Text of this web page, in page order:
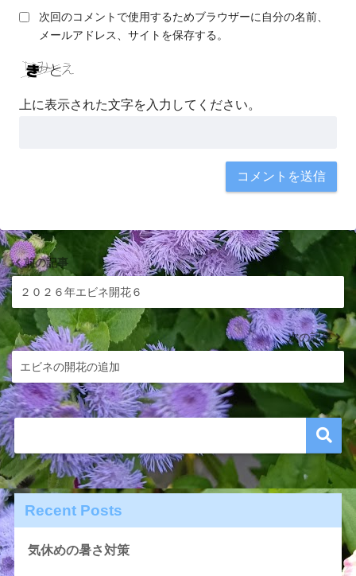
次回のコメントで使用するためブラウザーに自分の名前、
メールアドレス、サイトを保存する。
上に表示された文字を入力してください。
前の記事
２０２６年エビネ開花６
次の記事
エビネの開花の追加
Recent Posts
気休めの暑さ対策